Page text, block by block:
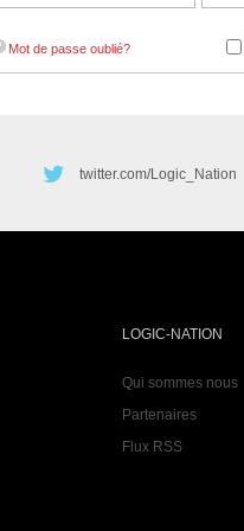
Mot de passe oublié?
twitter.com/Logic_Nation
LOGIC-NATION
Qui sommes nous
Partenaires
Flux RSS